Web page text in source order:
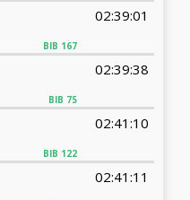
BIB 167
02:39:01
BIB 75
02:39:38
BIB 122
02:41:10
02:41:11